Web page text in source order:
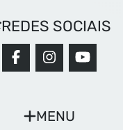
MENU
REDES SOCIAIS